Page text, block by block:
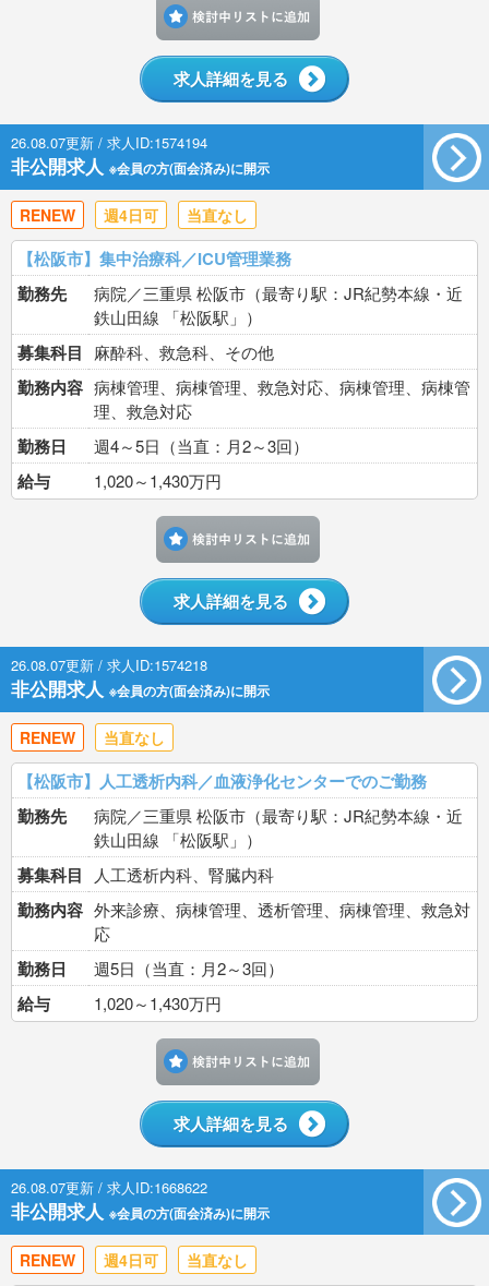
求人詳細を見る
26.08.07更新 / 求人ID:1574194
非公開求人 ※会員の方(面会済み)に開示
RENEW 週4日可 当直なし
【松阪市】集中治療科／ICU管理業務
勤務先
病院／三重県 松阪市（最寄り駅：JR紀勢本線・近
鉄山田線 「松阪駅」）
募集科目 麻酔科、救急科、その他
勤務内容 病棟管理、病棟管理、救急対応、病棟管理、病棟管
理、救急対応
勤務日 週4～5日（当直：月2～3回）
給与 1,020～1,430万円
求人詳細を見る
26.08.07更新 / 求人ID:1574218
非公開求人 ※会員の方(面会済み)に開示
RENEW 当直なし
【松阪市】人工透析内科／血液浄化センターでのご勤務
勤務先
病院／三重県 松阪市（最寄り駅：JR紀勢本線・近
鉄山田線 「松阪駅」）
募集科目 人工透析内科、腎臓内科
勤務内容 外来診療、病棟管理、透析管理、病棟管理、救急対
応
勤務日 週5日（当直：月2～3回）
給与 1,020～1,430万円
求人詳細を見る
26.08.07更新 / 求人ID:1668622
非公開求人 ※会員の方(面会済み)に開示
RENEW 週4日可 当直なし